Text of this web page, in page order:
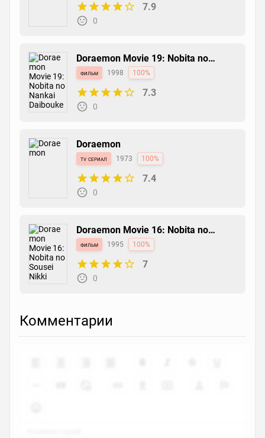
7.9
0
Doraemon Movie 19: Nobita no
Nankai Daibouken
фильм 1998 100%
7.3
0
Doraemon
tv сериал 1973 100%
7.4
0
Doraemon Movie 16: Nobita no
Sousei Nikki
фильм 1995 100%
7
0
Комментарии